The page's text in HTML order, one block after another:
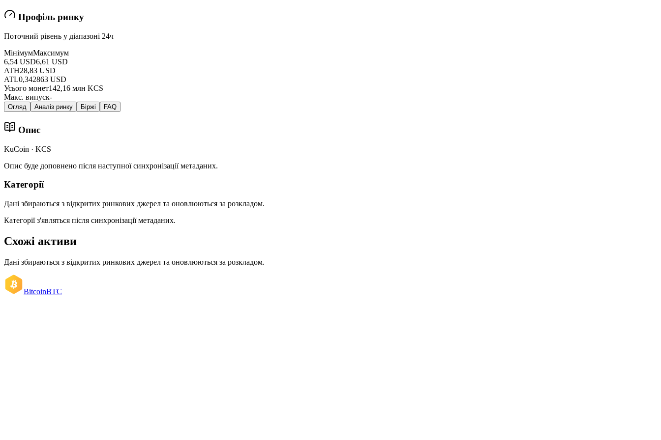
Профіль ринку
Поточний рівень у діапазоні 24ч
МінімумМаксимум
6,54 USD6,61 USD
ATH28,83 USD
ATL0,342863 USD
Усього монет142,16 млн KCS
Макс. випуск-
Огляд Аналіз ринку Біржі FAQ
Опис
KuCoin · KCS
Опис буде доповнено після наступної синхронізації метаданих.
Категорії
Дані збираються з відкритих ринкових джерел та оновлюються за розкладом.
Категорії з'являться після синхронізації метаданих.
Схожі активи
Дані збираються з відкритих ринкових джерел та оновлюються за розкладом.
BitcoinBTC